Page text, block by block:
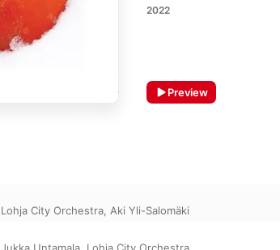
2022
Preview
Lohja City Orchestra, Aki Yli-Salomäki
Jukka Untamala, Lohja City Orchestra